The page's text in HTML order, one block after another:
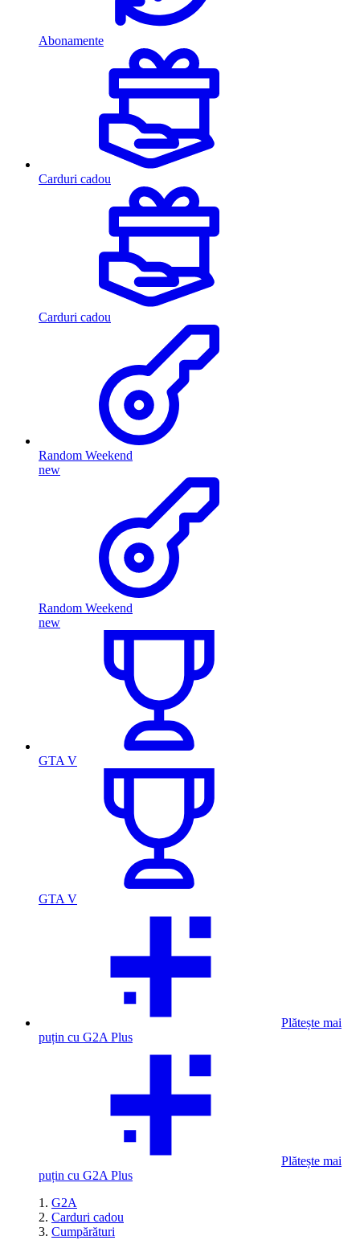
Abonamente
Carduri cadou
Carduri cadou
Random Weekend
new
Random Weekend
new
GTA V
GTA V
Plătește mai
puțin cu G2A Plus
Plătește mai
puțin cu G2A Plus
G2A
Carduri cadou
Cumpărături